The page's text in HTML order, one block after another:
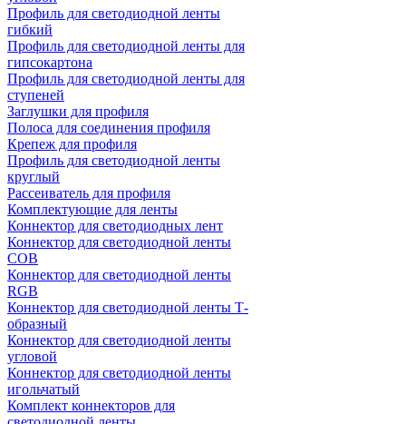
Профиль для светодиодной ленты
гибкий
Профиль для светодиодной ленты для
гипсокартона
Профиль для светодиодной ленты для
ступеней
Заглушки для профиля
Полоса для соединения профиля
Крепеж для профиля
Профиль для светодиодной ленты
круглый
Рассеиватель для профиля
Комплектующие для ленты
Коннектор для светодиодных лент
Коннектор для светодиодной ленты
COB
Коннектор для светодиодной ленты
RGB
Коннектор для светодиодной ленты Т-
образный
Коннектор для светодиодной ленты
угловой
Коннектор для светодиодной ленты
игольчатый
Комплект коннекторов для